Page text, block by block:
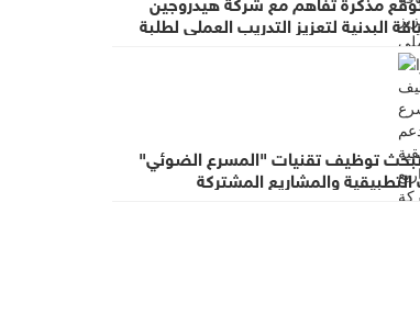
البدنية لتعزيز التدريب العملي لطلبة
تبحث توظيف تقنيات "المسرع الضوئي"
التطبيقية والمشاريع المشتركة